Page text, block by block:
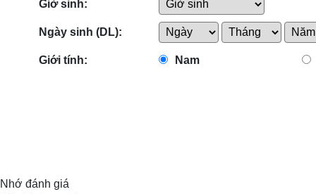
Giờ sinh:
Ngày sinh (DL):
Giới tính: Nam
Nhớ đánh giá